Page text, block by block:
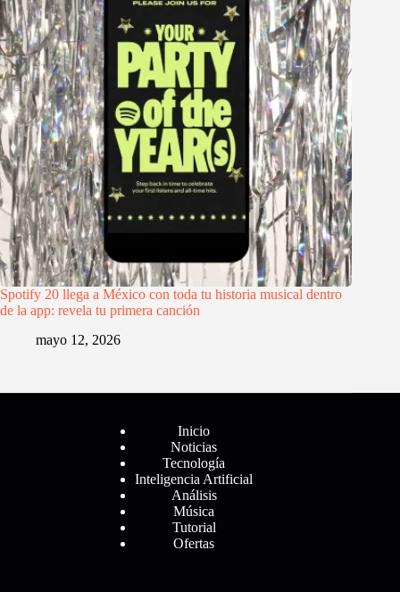
Spotify 20 llega a México con toda tu historia musical dentro
de la app: revela tu primera canción
mayo 12, 2026
Inicio
Noticias
Tecnología
Inteligencia Artificial
Análisis
Música
Tutorial
Ofertas